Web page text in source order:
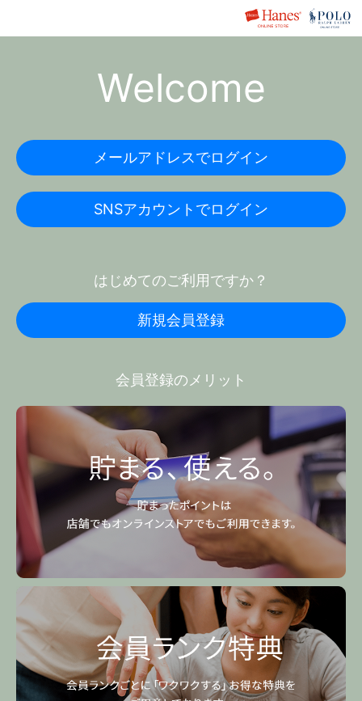
Welcome
メールアドレスでログイン
SNSアカウントでログイン
はじめてのご利用ですか？
新規会員登録
会員登録のメリット